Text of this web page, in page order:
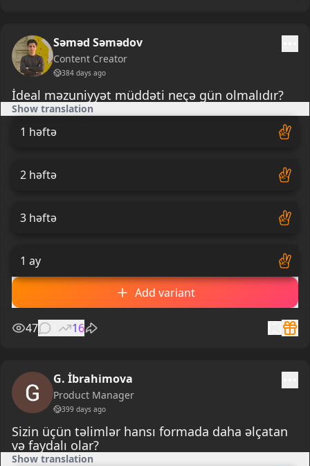
Səməd Səmədov
Content Creator
384 days ago
İdeal məzuniyyət müddəti neçə gün olmalıdır?
Show translation
1 həftə
2 həftə
3 həftə
1 ay
Add variant
47 16
G. İbrahimova
Product Manager
399 days ago
Sizin üçün təlimlər hansı formada daha əlçatan
və faydalı olar?
Show translation